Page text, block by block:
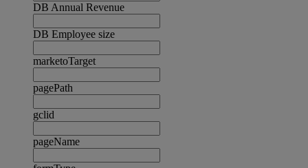
DB Annual Revenue
DB Employee size
marketoTarget
pagePath
gclid
pageName